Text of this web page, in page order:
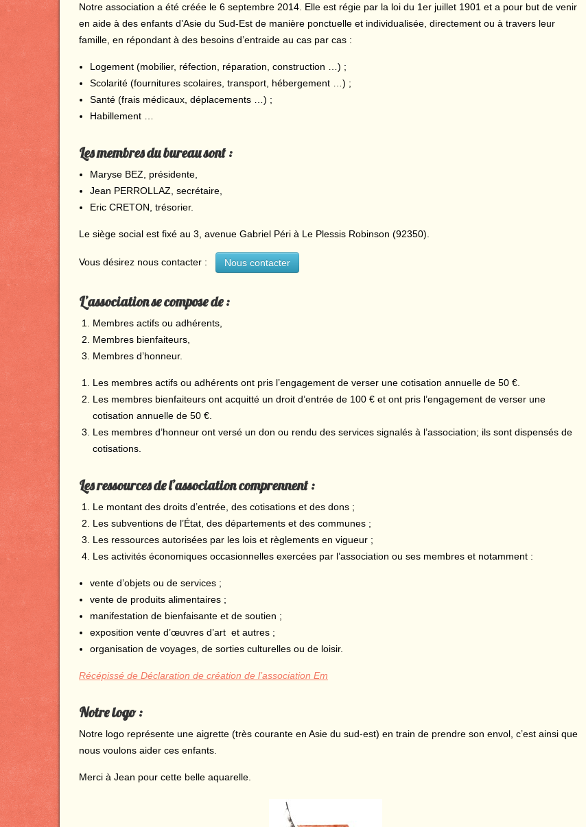
Notre association a été créée le 6 septembre 2014. Elle est régie par la loi du 1er juillet 1901 et a pour but de venir
en aide à des enfants d’Asie du Sud-Est de manière ponctuelle et individualisée, directement ou à travers leur
famille, en répondant à des besoins d’entraide au cas par cas :
Logement (mobilier, réfection, réparation, construction …) ;
Scolarité (fournitures scolaires, transport, hébergement …) ;
Santé (frais médicaux, déplacements …) ;
Habillement …
Les membres du bureau sont :
Maryse BEZ, présidente,
Jean PERROLLAZ, secrétaire,
Eric CRETON, trésorier.
Le siège social est fixé au 3, avenue Gabriel Péri à Le Plessis Robinson (92350).
Vous désirez nous contacter : Nous contacter
L’association se compose de :
Membres actifs ou adhérents,
Membres bienfaiteurs,
Membres d’honneur.
Les membres actifs ou adhérents ont pris l’engagement de verser une cotisation annuelle de 50 €.
Les membres bienfaiteurs ont acquitté un droit d’entrée de 100 € et ont pris l’engagement de verser une
cotisation annuelle de 50 €.
Les membres d’honneur ont versé un don ou rendu des services signalés à l’association; ils sont dispensés de
cotisations.
Les ressources de l’association comprennent :
Le montant des droits d’entrée, des cotisations et des dons ;
Les subventions de l’État, des départements et des communes ;
Les ressources autorisées par les lois et règlements en vigueur ;
Les activités économiques occasionnelles exercées par l’association ou ses membres et notamment :
vente d’objets ou de services ;
vente de produits alimentaires ;
manifestation de bienfaisante et de soutien ;
exposition vente d’œuvres d’art et autres ;
organisation de voyages, de sorties culturelles ou de loisir.
Récépissé de Déclaration de création de l’association Em
Notre logo :
Notre logo représente une aigrette (très courante en Asie du sud-est) en train de prendre son envol, c’est ainsi que
nous voulons aider ces enfants.
Merci à Jean pour cette belle aquarelle.